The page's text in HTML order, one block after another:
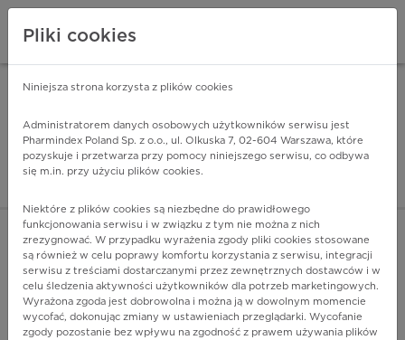
Pharmindex - lider
ZALOGUJ SIĘ
POKAŻ FILTRY
Pliki cookies
Niniejsza strona korzysta z plików cookies
Administratorem danych osobowych użytkowników serwisu jest
Pharmindex Poland Sp. z o.o., ul. Olkuska 7, 02-604 Warszawa, które
pozyskuje i przetwarza przy pomocy niniejszego serwisu, co odbywa
się m.in. przy użyciu plików cookies.
Niektóre z plików cookies są niezbędne do prawidłowego
funkcjonowania serwisu i w związku z tym nie można z nich
zrezygnować. W przypadku wyrażenia zgody pliki cookies stosowane
są również w celu poprawy komfortu korzystania z serwisu, integracji
serwisu z treściami dostarczanymi przez zewnętrznych dostawców i w
celu śledzenia aktywności użytkowników dla potrzeb marketingowych.
Wyrażona zgoda jest dobrowolna i można ją w dowolnym momencie
wycofać, dokonując zmiany w ustawieniach przeglądarki. Wycofanie
zgody pozostanie bez wpływu na zgodność z prawem używania plików
ZA DARMO - w Google Play INSTALUJ